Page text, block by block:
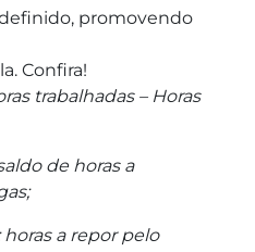
promovendo
Confira!
trabalhadas – Horas
de horas a
a repor pelo